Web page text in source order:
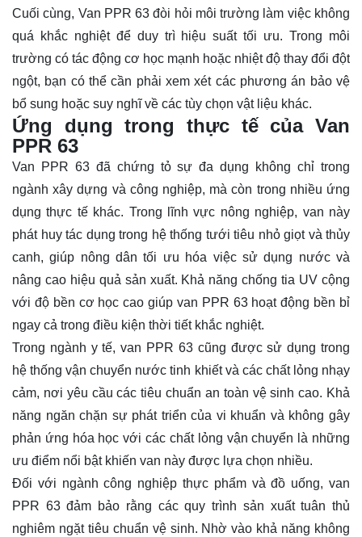
Cuối cùng, Van PPR 63 đòi hỏi môi trường làm việc không
quá khắc nghiệt để duy trì hiệu suất tối ưu. Trong môi
trường có tác động cơ học mạnh hoặc nhiệt độ thay đổi đột
ngột, bạn có thể cần phải xem xét các phương án bảo vệ
bổ sung hoặc suy nghĩ về các tùy chọn vật liệu khác.
Ứng dụng trong thực tế của Van
PPR 63
Van PPR 63 đã chứng tỏ sự đa dụng không chỉ trong
ngành xây dựng và công nghiệp, mà còn trong nhiều ứng
dụng thực tế khác. Trong lĩnh vực nông nghiệp, van này
phát huy tác dụng trong hệ thống tưới tiêu nhỏ giọt và thủy
canh, giúp nông dân tối ưu hóa việc sử dụng nước và
nâng cao hiệu quả sản xuất. Khả năng chống tia UV cộng
với độ bền cơ học cao giúp van PPR 63 hoạt động bền bỉ
ngay cả trong điều kiện thời tiết khắc nghiệt.
Trong ngành y tế, van PPR 63 cũng được sử dụng trong
hệ thống vận chuyển nước tinh khiết và các chất lỏng nhạy
cảm, nơi yêu cầu các tiêu chuẩn an toàn vệ sinh cao. Khả
năng ngăn chặn sự phát triển của vi khuẩn và không gây
phản ứng hóa học với các chất lỏng vận chuyển là những
ưu điểm nổi bật khiến van này được lựa chọn nhiều.
Đối với ngành công nghiệp thực phẩm và đồ uống, van
PPR 63 đảm bảo rằng các quy trình sản xuất tuân thủ
nghiêm ngặt tiêu chuẩn vệ sinh. Nhờ vào khả năng không